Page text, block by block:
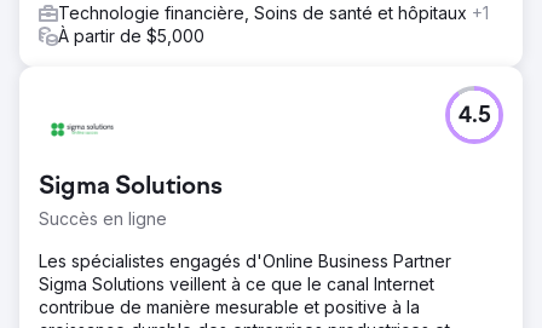
Technologie financière, Soins de santé et hôpitaux +1
À partir de $5,000
Sigma Solutions
Succès en ligne
4.5
Les spécialistes engagés d'Online Business Partner
Sigma Solutions veillent à ce que le canal Internet
contribue de manière mesurable et positive à la